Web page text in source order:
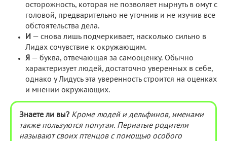
осторожность, которая не позволяет нырнуть в омут с
головой, предварительно не уточнив и не изучив все
обстоятельства дела.
И — снова лишь подчеркивает, насколько сильно в
Лидах сочувствие к окружающим.
Я — буква, отвечающая за самооценку. Обычно
характеризует людей, достаточно уверенных в себе,
однако у Лидусь эта уверенность строится на оценках
и мнении окружающих.
Знаете ли вы? Кроме людей и дельфинов, именами
также пользуются попугаи. Пернатые родители
называют своих птенцов с помощью особого